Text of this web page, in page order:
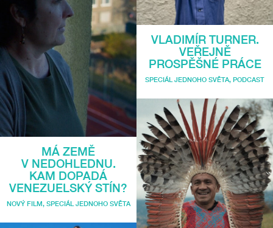
MÁ ZEMĚ
V NEDOHLEDNU.
KAM DOPADÁ
VENEZUELSKÝ STÍN?
NOVÝ FILM, SPECIÁL JEDNOHO SVĚTA
VLADIMÍR TURNER.
VEŘEJNĚ
PROSPĚŠNÉ PRÁCE
SPECIÁL JEDNOHO SVĚTA, PODCAST